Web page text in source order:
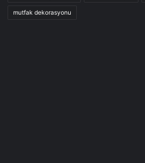
mutfak dekorasyonu